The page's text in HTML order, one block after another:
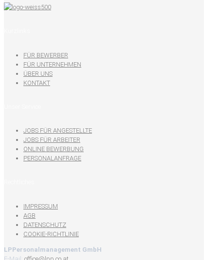
FÜR BEWERBER
FÜR UNTERNEHMEN
ÜBER UNS
KONTAKT
JOBS FÜR ANGESTELLTE
JOBS FÜR ARBEITER
ONLINE BEWERBUNG
PERSONALANFRAGE
IMPRESSUM
AGB
DATENSCHUTZ
COOKIE-RICHTLINIE
LPPersonalmanagement GmbH